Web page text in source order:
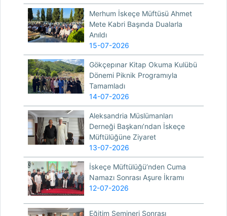
Merhum İskeçe Müftüsü Ahmet
Mete Kabri Başında Dualarla
Anıldı
15-07-2026
Gökçepınar Kitap Okuma Kulübü
Dönemi Piknik Programıyla
Tamamladı
14-07-2026
Aleksandria Müslümanları
Derneği Başkanı’ndan İskeçe
Müftülüğüne Ziyaret
13-07-2026
İskeçe Müftülüğü’nden Cuma
Namazı Sonrası Aşure İkramı
12-07-2026
Eğitim Semineri Sonrası